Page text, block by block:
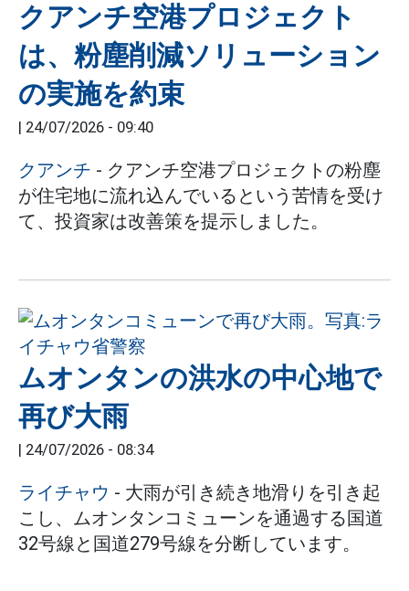
クアンチ空港プロジェクト
は、粉塵削減ソリューション
の実施を約束
| 24/07/2026 - 09:40
クアンチ - クアンチ空港プロジェクトの粉塵
が住宅地に流れ込んでいるという苦情を受け
て、投資家は改善策を提示しました。
ムオンタンの洪水の中心地で
再び大雨
| 24/07/2026 - 08:34
ライチャウ - 大雨が引き続き地滑りを引き起
こし、ムオンタンコミューンを通過する国道
32号線と国道279号線を分断しています。